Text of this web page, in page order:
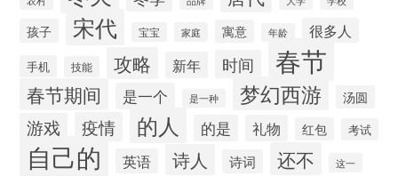
孩子 宋代 宝宝 家庭 寓意 年龄 很多人
手机 技能 攻略 新年 时间 春节
春节期间 是一个 是一种 梦幻西游 汤圆
游戏 疫情 的人 的是 礼物 红包 考试
自己的 英语 诗人 诗词 还不 这一